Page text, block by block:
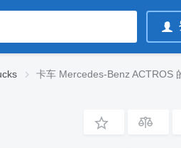
卡车 Mercedes-Benz ACTROS